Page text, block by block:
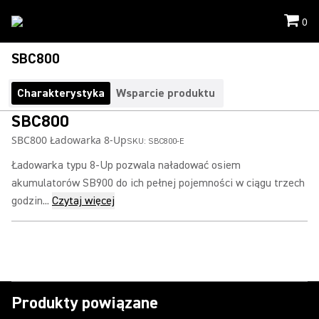
0
SBC800
Charakterystyka Wsparcie produktu
SBC800
SBC800 Ładowarka 8-UpSKU: SBC800-E
Ładowarka typu 8-Up pozwala naładować osiem
akumulatorów SB900 do ich pełnej pojemności w ciągu trzech
godzin... Czytaj więcej
Produkty powiązane